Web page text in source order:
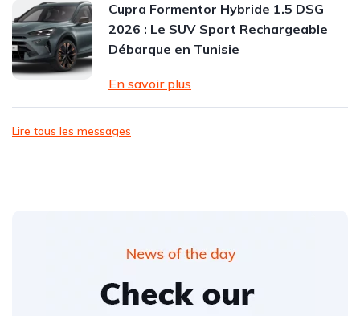
Cupra Formentor Hybride 1.5 DSG
2026 : Le SUV Sport Rechargeable
Débarque en Tunisie
En savoir plus
Lire tous les messages